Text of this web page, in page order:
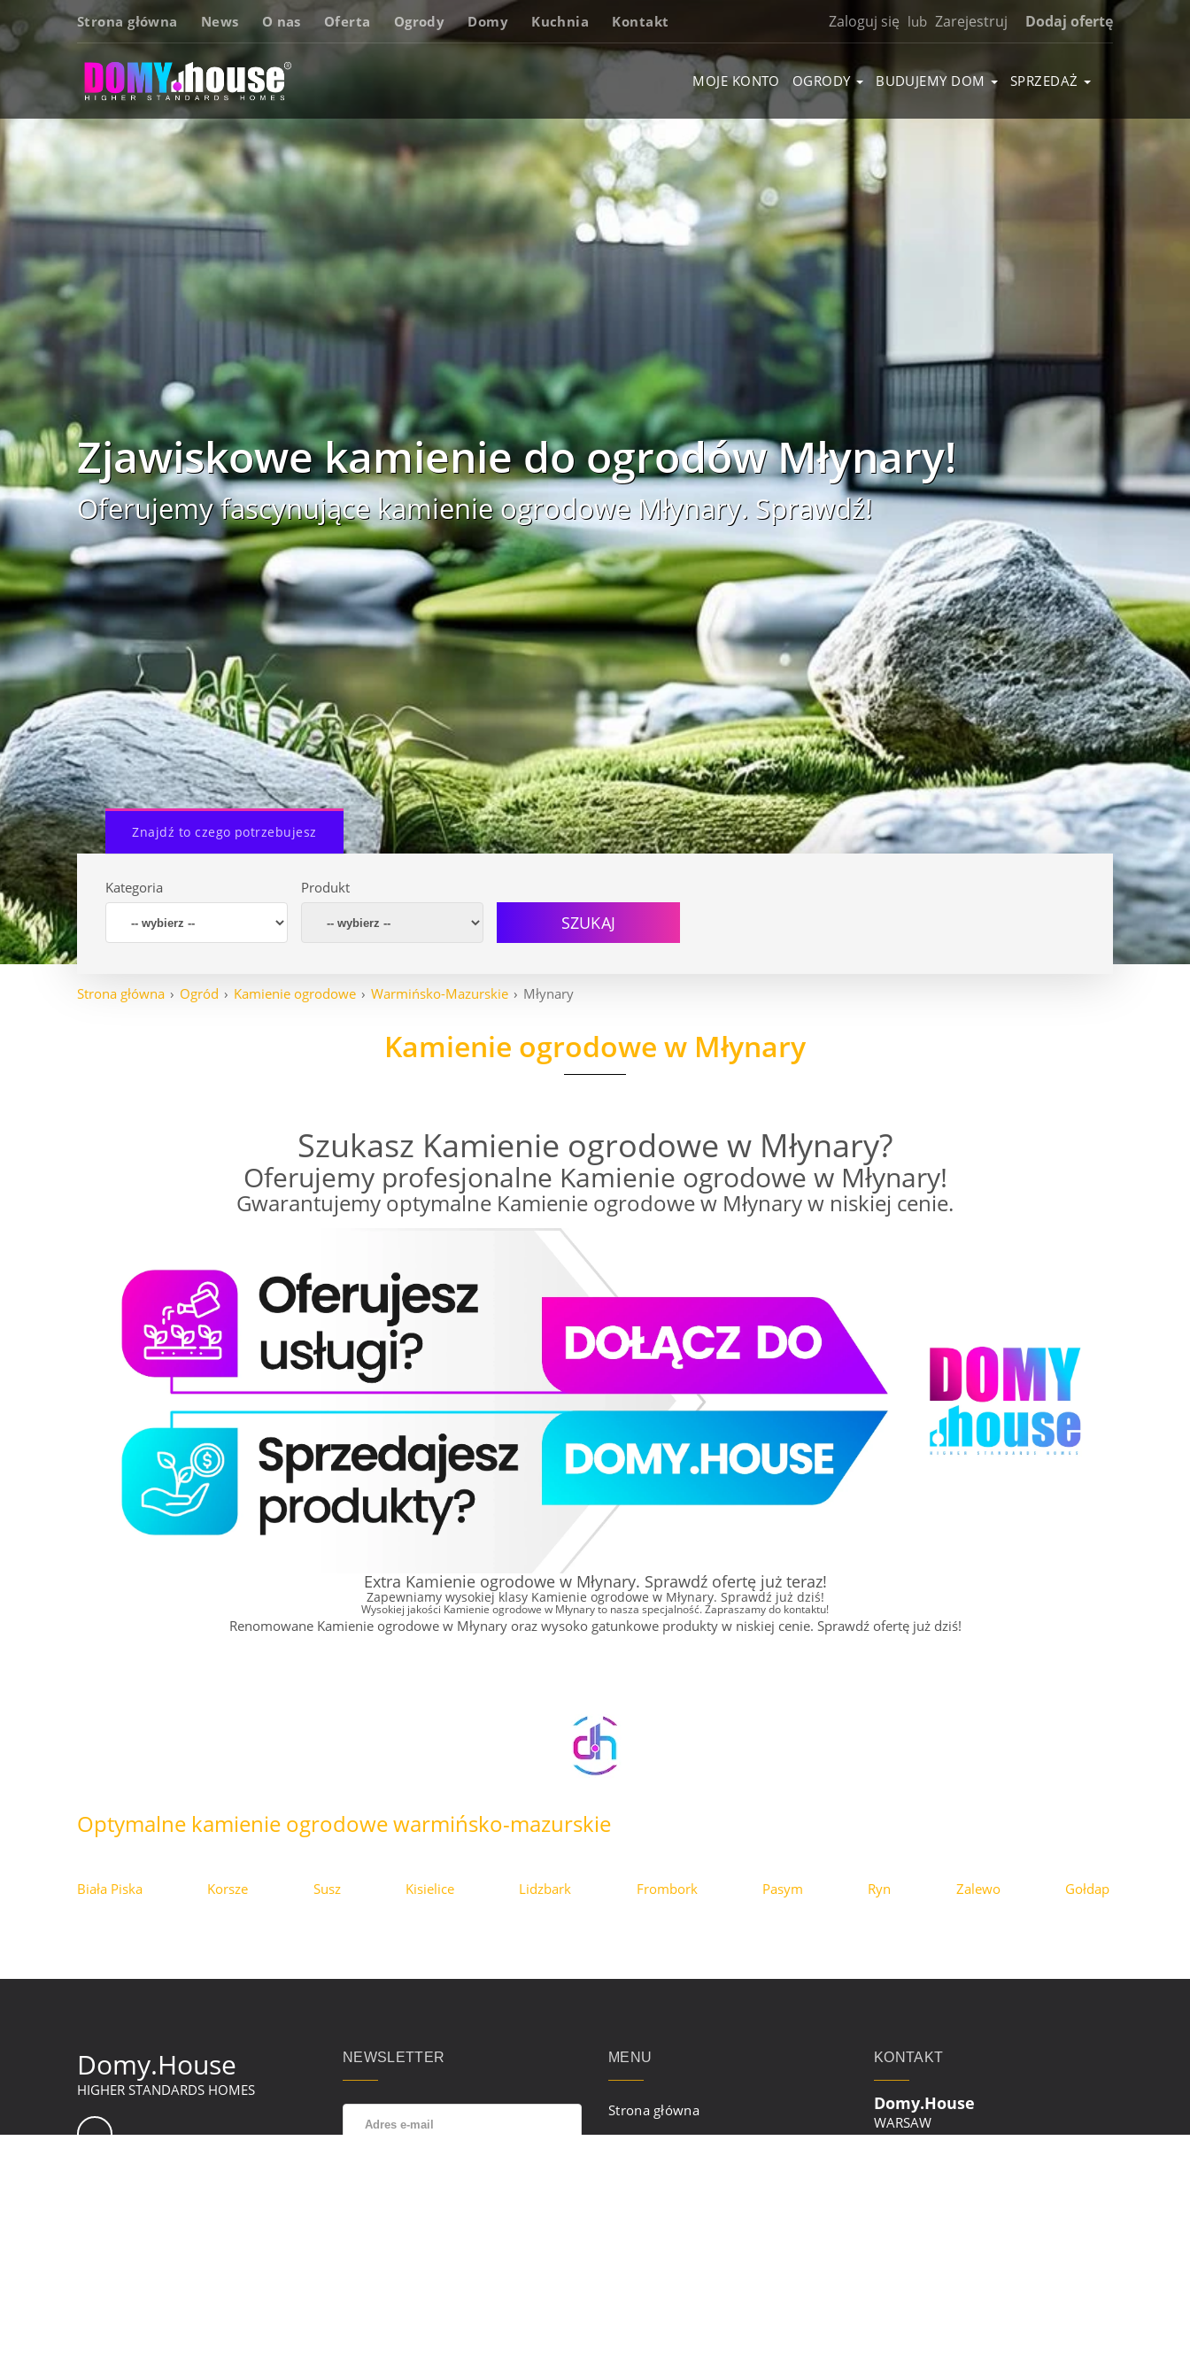
Strona główna News O nas Oferta Ogrody Domy Kuchnia Kontakt Zaloguj się lub Zarejestruj Dodaj ofertę
MOJE KONTO OGRODY BUDUJEMY DOM SPRZEDAŻ
Zjawiskowe kamienie do ogrodów Młynary!
Oferujemy fascynujące kamienie ogrodowe Młynary. Sprawdź!
Znajdź to czego potrzebujesz
Kategoria Produkt
SZUKAJ
Strona główna Ogród Kamienie ogrodowe Warmińsko-Mazurskie Młynary
Kamienie ogrodowe w Młynary
Szukasz Kamienie ogrodowe w Młynary?
Oferujemy profesjonalne Kamienie ogrodowe w Młynary!
Gwarantujemy optymalne Kamienie ogrodowe w Młynary w niskiej cenie.
Extra Kamienie ogrodowe w Młynary. Sprawdź ofertę już teraz!
Zapewniamy wysokiej klasy Kamienie ogrodowe w Młynary. Sprawdź już dziś!
Wysokiej jakości Kamienie ogrodowe w Młynary to nasza specjalność. Zapraszamy do kontaktu!
Renomowane Kamienie ogrodowe w Młynary oraz wysoko gatunkowe produkty w niskiej cenie. Sprawdź ofertę już dziś!
Optymalne kamienie ogrodowe warmińsko-mazurskie
Biała Piska Korsze Susz Kisielice Lidzbark Frombork Pasym Ryn Zalewo Gołdap
Domy.House
HIGHER STANDARDS HOMES
NEWSLETTER MENU
Strona główna
KONTAKT
Domy.House
WARSAW